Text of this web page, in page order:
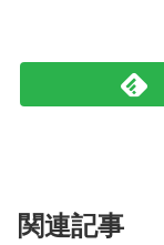
関連記事